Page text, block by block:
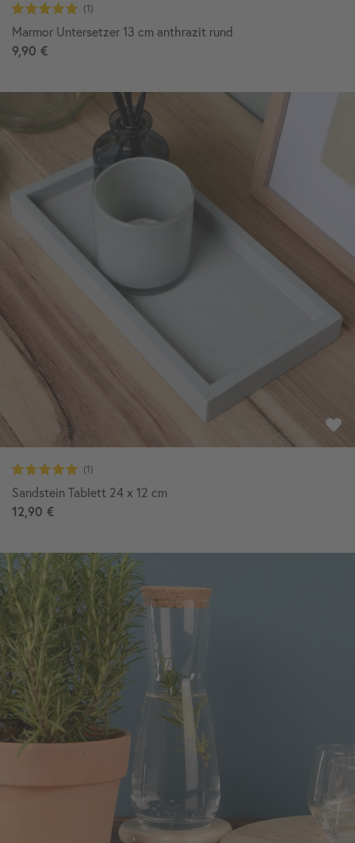
Marmor Untersetzer 13 cm anthrazit rund
9,90 €
Sandstein Tablett 24 x 12 cm
12,90 €